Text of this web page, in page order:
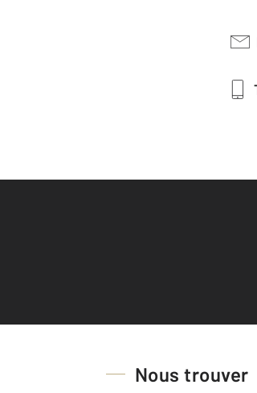
Nous trouver